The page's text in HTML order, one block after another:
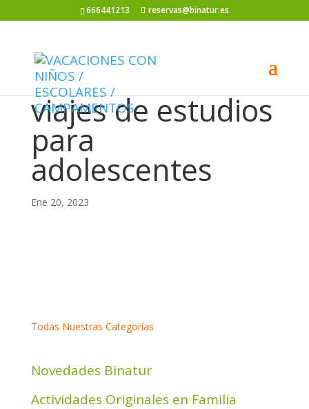
666441213 reservas@binatur.es
viajes de estudios
para
adolescentes
Ene 20, 2023
Todas Nuestras Categorías
Novedades Binatur
Actividades Originales en Familia